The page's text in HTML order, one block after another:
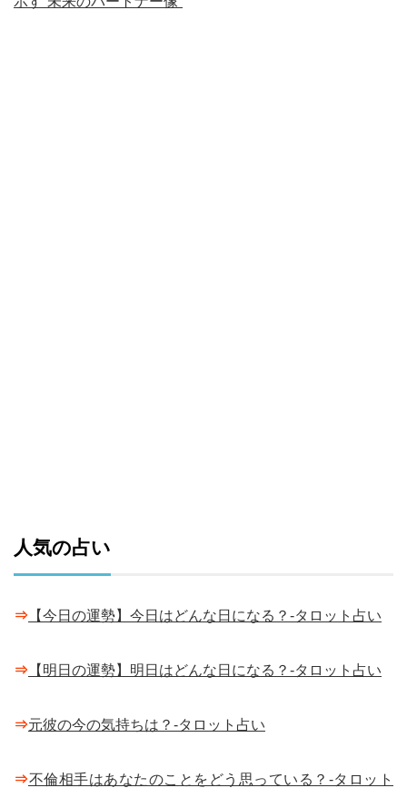
人気の占い
⇒ 【今日の運勢】今日はどんな日になる？-タロット占い
⇒ 【明日の運勢】明日はどんな日になる？-タロット占い
⇒元彼の今の気持ちは？-タロット占い
⇒不倫相手はあなたのことをどう思っている？-タロット